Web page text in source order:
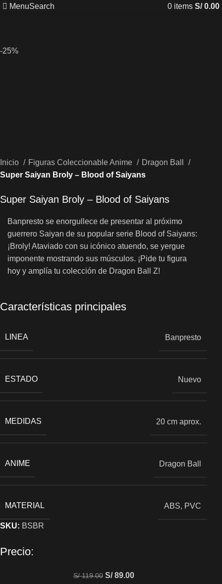
MenuSearch 0 items S/0.00
-25%
Inicio Figuras Coleccionable Anime
Dragon Ball
Super Saiyan Broly – Blood of Saiyans
Super Saiyan Broly – Blood of Saiyans
Banpresto se enorgullece de presentar al próximo
guerrero Saiyan de su popular serie Blood of Saiyans:
¡Broly! Ataviado con su icónico atuendo, se yergue
imponente mostrando sus músculos. ¡Pide tu figura
hoy y amplía tu colección de Dragon Ball Z!
Características principales
LINEA Banpresto
ESTADO Nuevo
MEDIDAS 20 cm aprox.
ANIME Dragon Ball
MATERIAL ABS, PVC
SKU: BSBR
Precio:
S/119.00 S/89.00